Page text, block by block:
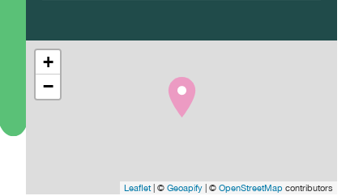
+
−
Leaflet| © Geoapify | © OpenStreetMap contributors